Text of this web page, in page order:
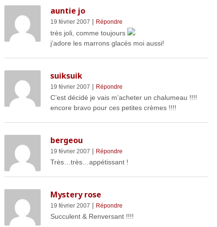
auntie jo
19 février 2007 | Répondre
très joli, comme toujours
j’adore les marrons glacés moi aussi!
suiksuik
19 février 2007 | Répondre
C’est décidé je vais m’acheter un chalumeau !!!!
encore bravo pour ces petites crèmes !!!!
bergeou
19 février 2007 | Répondre
Très…très…appétissant !
Mystery rose
19 février 2007 | Répondre
Succulent & Renversant !!!!